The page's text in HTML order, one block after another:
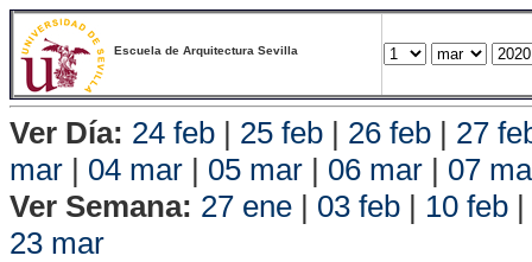
Escuela de Arquitectura Sevilla
Ver Día: 24 feb | 25 feb | 26 feb | 27
mar | 04 mar | 05 mar | 06 mar | 07
Ver Semana: 27 ene | 03 feb | 10 feb |
23 mar